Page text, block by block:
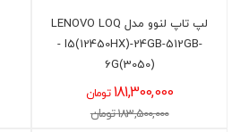
لپ تاپ لنوو مدل LENOVO LOQ
- I5(12450HX)-24GB-512GB-
6G(3050)
181,300,000 تومان
183,500,000 تومان